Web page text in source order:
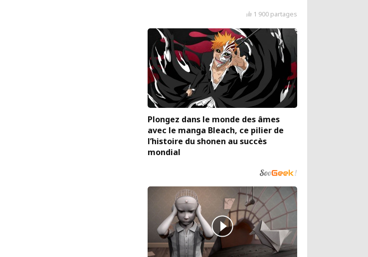
1 900 partages
Plongez dans le monde des âmes
avec le manga Bleach, ce pilier de
l’histoire du shonen au succès
mondial